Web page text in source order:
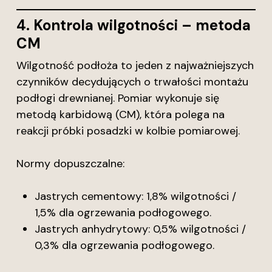
4. Kontrola wilgotności – metoda
CM
Wilgotność podłoża to jeden z najważniejszych
czynników decydujących o trwałości montażu
podłogi drewnianej. Pomiar wykonuje się
metodą karbidową (CM), która polega na
reakcji próbki posadzki w kolbie pomiarowej.
Normy dopuszczalne:
Jastrych cementowy: 1,8% wilgotności /
1,5% dla ogrzewania podłogowego.
Jastrych anhydrytowy: 0,5% wilgotności /
0,3% dla ogrzewania podłogowego.